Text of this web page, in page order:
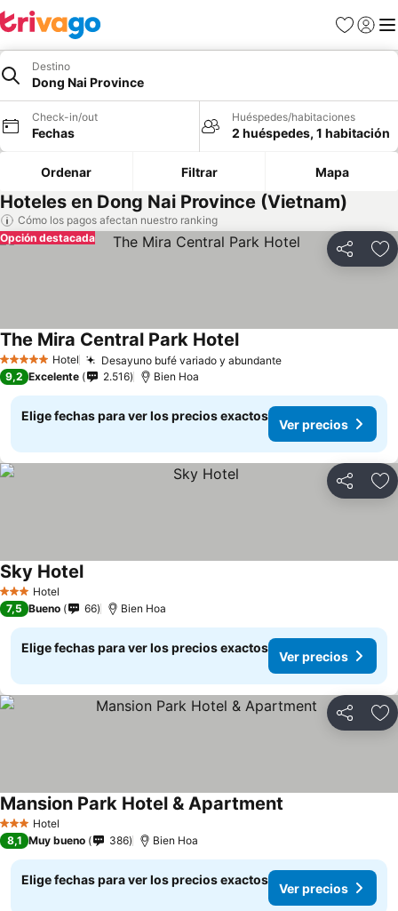
Favoritos
Iniciar
Destino
Dong Nai Province
Check-in/out
Fechas
Huéspedes/habitaciones
2 huéspedes, 1 habitación
Ordenar Filtrar Mapa
Hoteles en Dong Nai Province (Vietnam)
Cómo los pagos afectan nuestro ranking
Compartir
Opción destacada
5 Estrellas Hotel Desayuno bufé variado y abundanteVer precios
The Mira Central Park HotelVer precios
9,2 Excelente 2.516 Bien Hoa
Elige fechas para ver los precios exactos
Ver precios
Compartir
3 Estrellas
Hotel
Sky HotelVer precios
7,5 Bueno 66 Bien Hoa
Elige fechas para ver los precios exactos
Ver precios
Compartir
3 Estrellas
Hotel
Mansion Park Hotel & Apartment
8,1 Muy bueno 386 Bien Hoa
Elige fechas para ver los precios exactos
Ver precios